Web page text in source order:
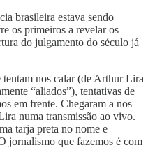
brasileira estava sendo
os primeiros a revelar os
do julgamento do século já
nos calar (de Arthur Lira
“aliados”), tentativas de
em frente. Chegaram a nos
numa transmissão ao vivo.
tarja preta no nome e
jornalismo que fazemos é com